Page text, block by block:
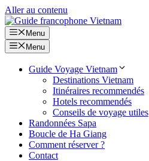
Aller au contenu
Menu
Menu
Guide Voyage Vietnam
Destinations Vietnam
Itinéraires recommendés
Hotels recommendés
Conseils de voyage utiles
Randonnées Sapa
Boucle de Ha Giang
Comment réserver ?
Contact